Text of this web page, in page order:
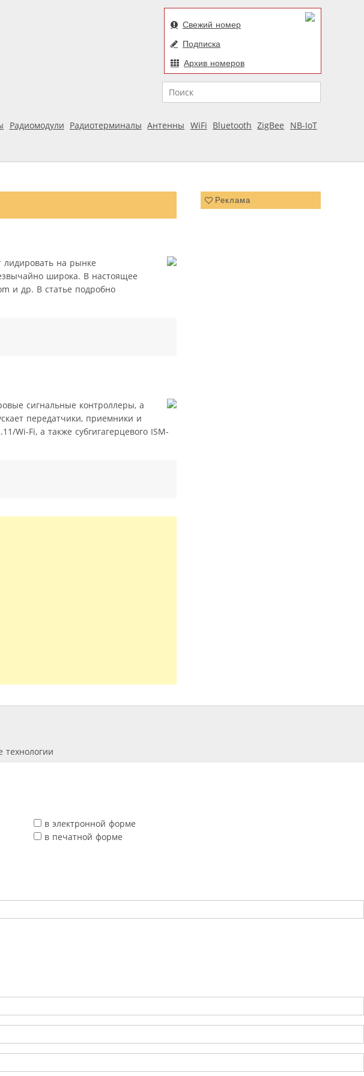
Свежий номер
Подписка
Архив номеров
Поиск
Радиомодули Радиотерминалы Антенны WiFi Bluetooth ZigBee
NB-IoT
Реклама
лидировать на рынке
широка. В настоящее
и др. В статье подробно
сигнальные контроллеры, а
передатчики, приемники и
Wi-Fi, а также субгигагерцевого ISM-
в электронной форме
в печатной форме